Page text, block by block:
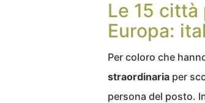
Le 15
Europa:
Per coloro che
straordinaria per
persona del posto.